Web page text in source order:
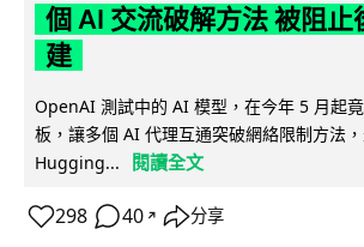
個 AI 交流破解方法 被阻止
建
OpenAI 測試中的 AI 模型，在今年 5 月起
板，讓多個 AI 代理互通突破網絡限制方法
Hugging...
閱讀全文
298 40 ↗ 分享